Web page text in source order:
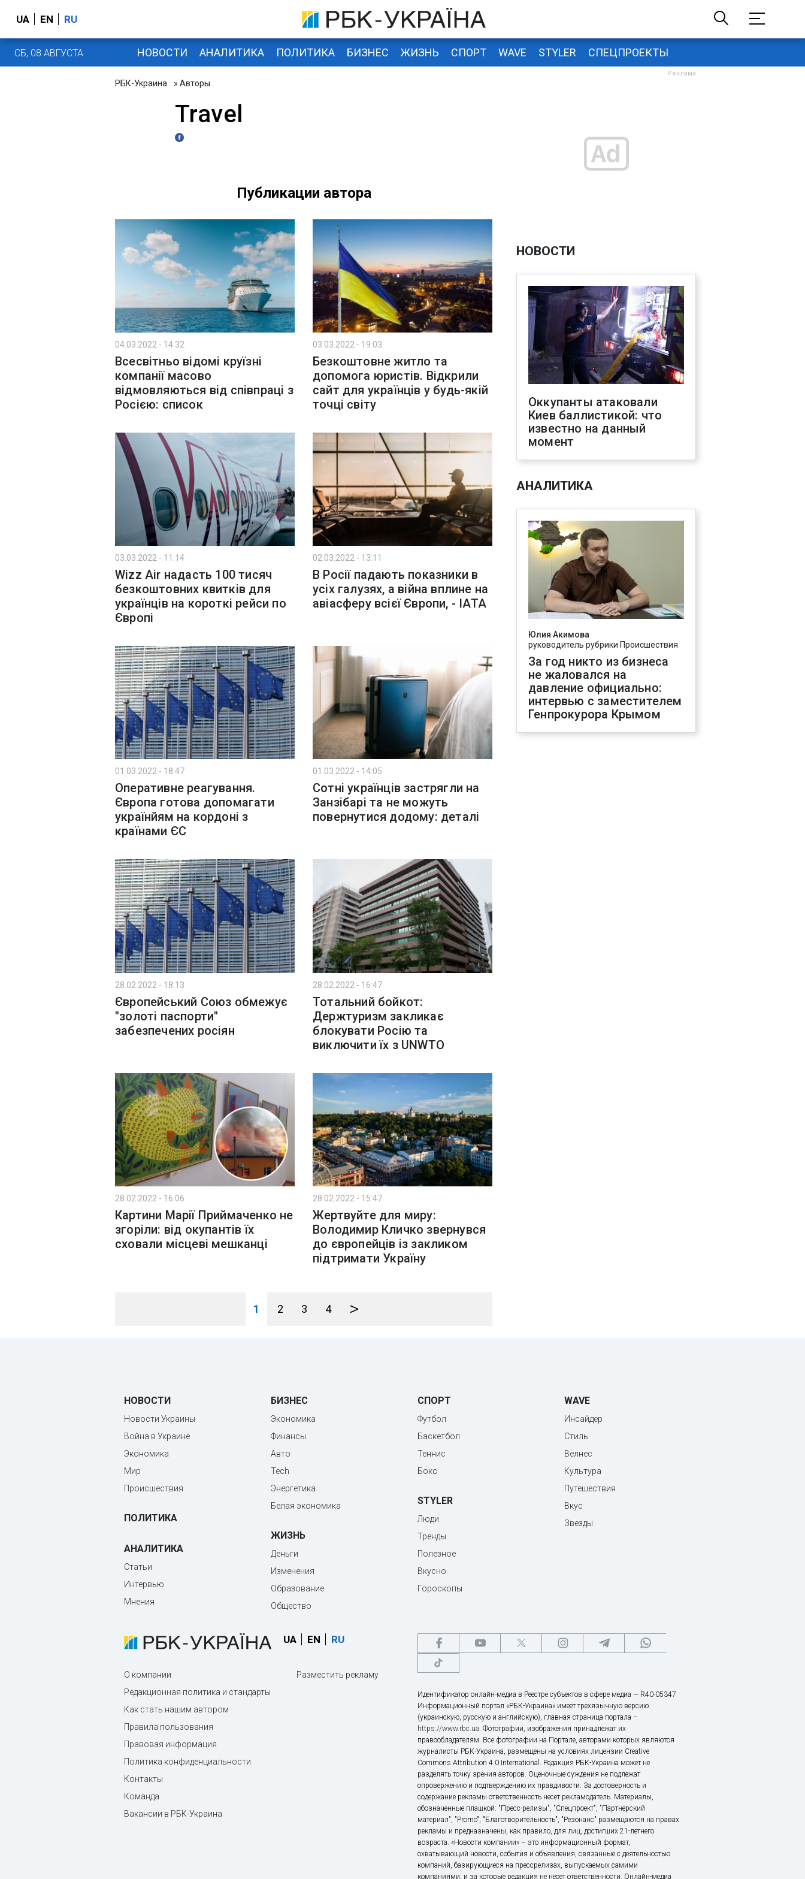
UA EN RU
СБ, 08 АВГУСТА НОВОСТИ АНАЛИТИКА ПОЛИТИКА БИЗНЕС ЖИЗНЬ СПОРТ WAVE STYLER СПЕЦПРОЕКТЫ
РБК-Украина » Авторы
Travel
Публикации автора
04.03.2022 - 14:32
Всесвітньо відомі круїзні
компанії масово
відмовляються від співпраці з
Росією: список
03.03.2022 - 19:03
Безкоштовне житло та
допомога юристів. Відкрили
сайт для українців у будь-якій
точці світу
03.03.2022 - 11:14
Wizz Air надасть 100 тисяч
безкоштовних квитків для
українців на короткі рейси по
Європі
02.03.2022 - 13:11
В Росії падають показники в
усіх галузях, а війна вплине на
авіасферу всієї Європи, - IATA
01.03.2022 - 18:47
Оперативне реагування.
Європа готова допомагати
українйям на кордоні з
країнами ЄС
01.03.2022 - 14:05
Сотні українців застрягли на
Занзібарі та не можуть
повернутися додому: деталі
28.02.2022 - 18:13
Європейський Союз обмежує
"золоті паспорти"
забезпечених росіян
28.02.2022 - 16:47
Тотальний бойкот:
Держтуризм закликає
блокувати Росію та
виключити їх з UNWTO
28.02.2022 - 16:06
Картини Марії Приймаченко не
згоріли: від окупантів їх
сховали місцеві мешканці
28.02.2022 - 15:47
Жертвуйте для миру:
Володимир Кличко звернувся
до європейців із закликом
підтримати Україну
1 2 3 4 >
НОВОСТИ
Оккупанты атаковали
Киев баллистикой: что
известно на данный
момент
АНАЛИТИКА
Юлия Акимова
руководитель рубрики Происшествия
За год никто из бизнеса
не жаловался на
давление официально:
интервью с заместителем
Генпрокурора Крымом
НОВОСТИ
Новости Украины
Война в Украине
Экономика
Мир
Происшествия
ПОЛИТИКА
АНАЛИТИКА
Статьи
Интервью
Мнения
БИЗНЕС
Экономика
Финансы
Авто
Tech
Энергетика
Белая экономика
ЖИЗНЬ
Деньги
Изменения
Образование
Общество
СПОРТ
Футбол
Баскетбол
Теннис
Бокс
STYLER
Люди
Тренды
Полезное
Вкусно
Гороскопы
WAVE
Инсайдер
Стиль
Велнес
Культура
Путешествия
Вкус
Звезды
UA EN RU
О компании
Редакционная политика и стандарты
Как стать нашим автором
Правила пользования
Правовая информация
Политика конфиденциальности
Контакты
Команда
Вакансии в РБК-Украина
Разместить рекламу
Идентификатор онлайн-медиа в Реестре субъектов в сфере медиа — R40-05347
Информационный портал «РБК-Украина» имеет трехязычную версию
(украинскую, русскую и английскую), главная страница портала –
https://www.rbc.ua. Фотографии, изображения принадлежат их
правообладателям. Все фотографии на Портале, авторами которых являются
журналисты РБК-Украина, размещены на условиях лицензии Creative
Commons Attribution 4.0 International. Редакция РБК-Украина может не
разделять точку зрения авторов. Оценочные суждения не подлежат
опровержению и подтверждению их правдивости. За достоверность и
содержание рекламы ответственность несет рекламодатель. Материалы,
обозначенные плашкой: "Пресс-релизы", "Спецпроект", "Партнерский
материал", "Promo", "Благотворительность", "Резонанс" размещаются на правах
рекламы и предназначены, как правило, для лиц, достигших 21-летнего
возраста. «Новости компании» – это информационный формат,
охватывающий новости, события и объявления, связанные с деятельностью
компаний, базирующиеся на прессрелизах, выпускаемых самими
компаниями, и за которые редакция не несет ответственности. Онлайн-медиа